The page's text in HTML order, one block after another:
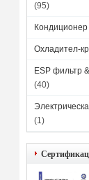
(95)
Кондиционер
Охладител-
ESP фильтр
(40)
(1)